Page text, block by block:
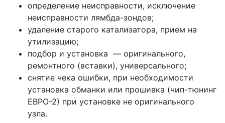
определение неисправности, исключение
неисправности лямбда-зондов;
удаление старого катализатора, прием на
утилизацию;
подбор и установка — оригинального,
ремонтного (вставки), универсального;
снятие чека ошибки, при необходимости
установка обманки или прошивка (чип-тюнинг
ЕВРО-2) при установке не оригинального
узла.